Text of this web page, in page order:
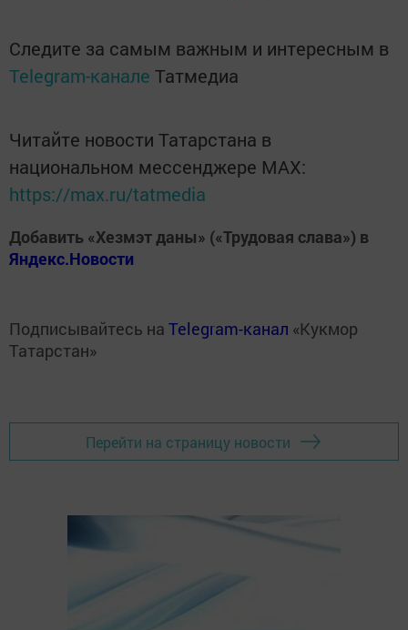
Следите за самым важным и интересным в
Telegram-канале Татмедиа
Читайте новости Татарстана в
национальном мессенджере MАХ:
https://max.ru/tatmedia
Добавить «Хезмэт даны» («Трудовая слава») в
Яндекс.Новости
Подписывайтесь на Telegram-канал «Кукмор
Татарстан»
Перейти на страницу новости